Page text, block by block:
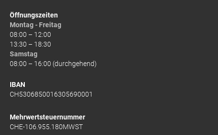
Öffnungszeiten
Montag - Freitag
08:00 – 12:00
13:30 – 18:30
Samstag
08:00 – 16:00 (durchgehend)
IBAN
CH5306850016305690001
Mehrwertsteuernummer
CHE-106.955.180MWST